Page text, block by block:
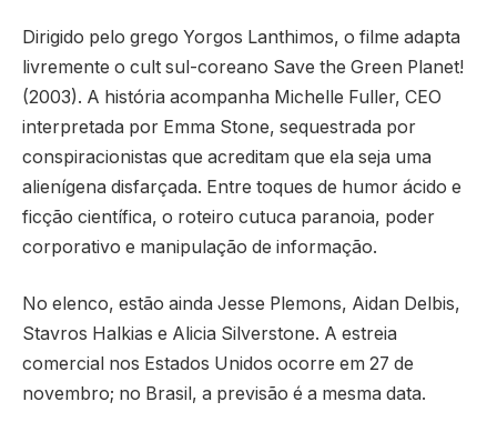
Dirigido pelo grego Yorgos Lanthimos, o filme adapta
livremente o cult sul-coreano Save the Green Planet!
(2003). A história acompanha Michelle Fuller, CEO
interpretada por Emma Stone, sequestrada por
conspiracionistas que acreditam que ela seja uma
alienígena disfarçada. Entre toques de humor ácido e
ficção científica, o roteiro cutuca paranoia, poder
corporativo e manipulação de informação.
No elenco, estão ainda Jesse Plemons, Aidan Delbis,
Stavros Halkias e Alicia Silverstone. A estreia
comercial nos Estados Unidos ocorre em 27 de
novembro; no Brasil, a previsão é a mesma data.